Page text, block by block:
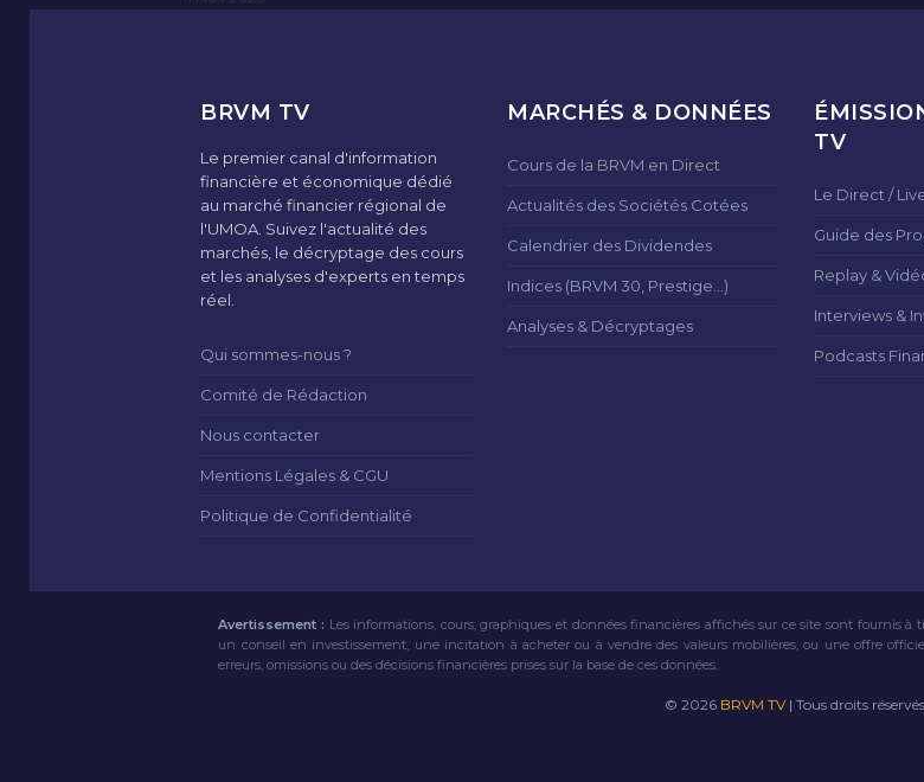
BRVM TV
Le premier canal d'information
financière et économique dédié
au marché financier régional de
l'UMOA. Suivez l'actualité des
marchés, le décryptage des cours
et les analyses d'experts en temps
réel.
Qui sommes-nous ?
Comité de Rédaction
Nous contacter
Mentions Légales & CGU
Politique de Confidentialité
MARCHÉS & DONNÉES
Cours de la BRVM en Direct
Actualités des Sociétés Cotées
Calendrier des Dividendes
Indices (BRVM 30, Prestige...)
Analyses & Décryptages
TV
Le Direct /
Guide des
Replay &
Interviews &
Podcasts
Avertissement : Les informations, cours, graphiques et données financières affichés sur ce site sont fournis
un conseil en investissement, une incitation à acheter ou à vendre des valeurs mobilières, ou une offre
erreurs, omissions ou des décisions financières prises sur la base de ces données.
© 2026 BRVM TV| Tous droits